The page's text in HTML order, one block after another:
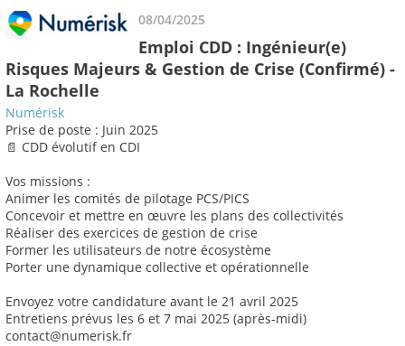
08/04/2025
Emploi CDD : Ingénieur(e)
Risques Majeurs & Gestion de Crise (Confirmé) -
La Rochelle
Numérisk
Prise de poste : Juin 2025
📄 CDD évolutif en CDI
Vos missions :
Animer les comités de pilotage PCS/PICS
Concevoir et mettre en œuvre les plans des collectivités
Réaliser des exercices de gestion de crise
Former les utilisateurs de notre écosystème
Porter une dynamique collective et opérationnelle
Envoyez votre candidature avant le 21 avril 2025
Entretiens prévus les 6 et 7 mai 2025 (après-midi)
contact@numerisk.fr